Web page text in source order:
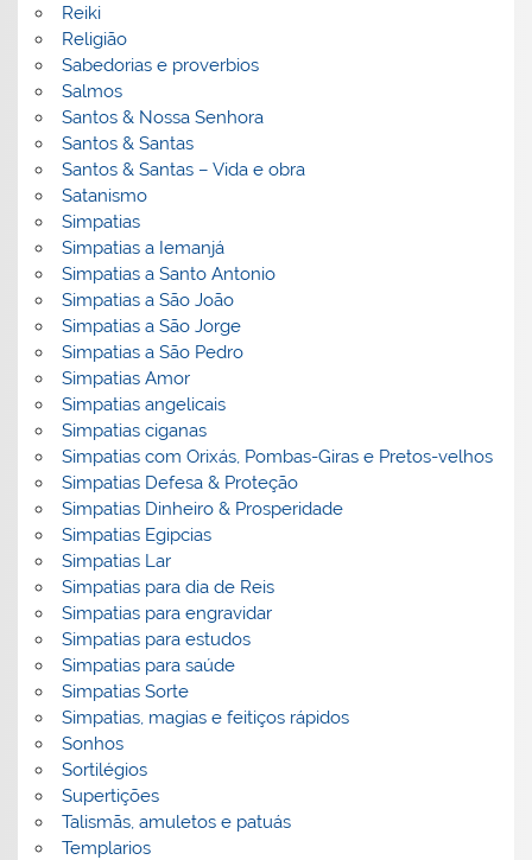
Reiki
Religião
Sabedorias e proverbios
Salmos
Santos & Nossa Senhora
Santos & Santas
Santos & Santas – Vida e obra
Satanismo
Simpatias
Simpatias a Iemanjá
Simpatias a Santo Antonio
Simpatias a São João
Simpatias a São Jorge
Simpatias a São Pedro
Simpatias Amor
Simpatias angelicais
Simpatias ciganas
Simpatias com Orixás, Pombas-Giras e Pretos-velhos
Simpatias Defesa & Proteção
Simpatias Dinheiro & Prosperidade
Simpatias Egipcias
Simpatias Lar
Simpatias para dia de Reis
Simpatias para engravidar
Simpatias para estudos
Simpatias para saúde
Simpatias Sorte
Simpatias, magias e feitiços rápidos
Sonhos
Sortilégios
Supertições
Talismãs, amuletos e patuás
Templarios